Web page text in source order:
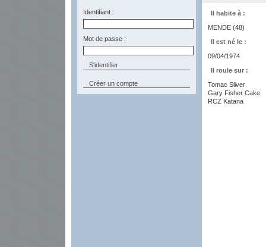
Identifiant :
Mot de passe :
Créer un compte
Il habite à :
MENDE (48)
Il est né le :
09/04/1974
Il roule sur :
Tomac Sliver
Gary Fisher Cake
RCZ Katana